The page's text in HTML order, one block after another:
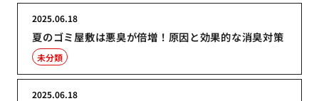
夏のゴミ屋敷は悪臭が倍増！原因と効果的な消臭対策
2025.06.18
未分類
2025.06.18